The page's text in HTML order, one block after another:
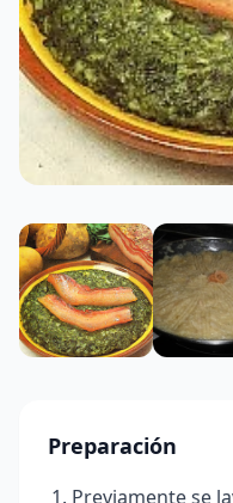
Preparación
Previamente se